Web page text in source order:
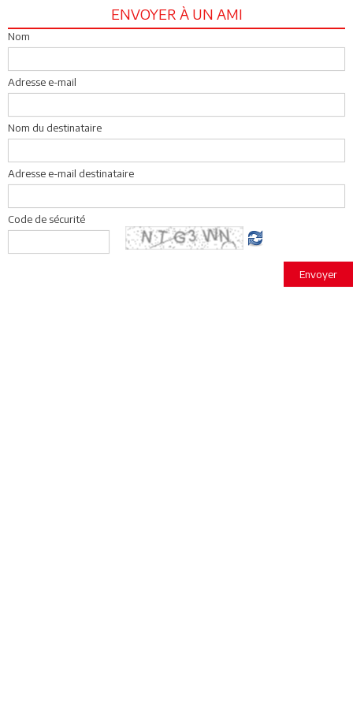
ENVOYER À UN AMI
Nom
Adresse e-mail
Nom du destinataire
Adresse e-mail destinataire
Code de sécurité
Envoyer